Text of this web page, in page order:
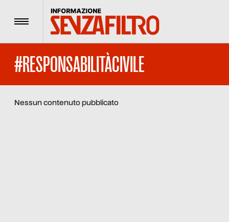
Menu
#RESPONSABILITÀCIVILE
Nessun contenuto pubblicato